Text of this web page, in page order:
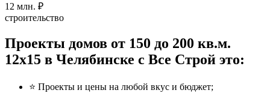
12 млн. ₽
строительство
Проекты домов от 150 до 200 кв.м.
12x15 в Челябинске с Все Строй это:
⭐️ Проекты и цены на любой вкус и бюджет;